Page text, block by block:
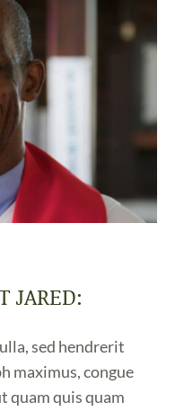
JARED:
sed hendrerit
maximus, congue
quam quis quam